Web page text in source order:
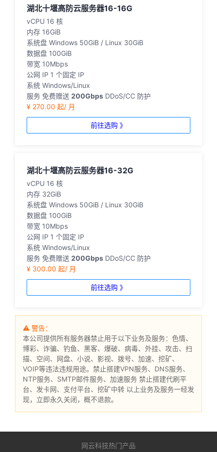
湖北十堰高防云服务器16-16G
vCPU 16 核
内存 16GiB
系统盘 Windows 50GiB / Linux 30GiB
数据盘 100GiB
带宽 10Mbps
公网 IP 1 个固定 IP
系统 Windows/Linux
服务 免费赠送 200Gbps DDoS/CC 防护
¥ 270.00 起/ 月
前往选购 》
湖北十堰高防云服务器16-32G
vCPU 16 核
内存 32GiB
系统盘 Windows 50GiB / Linux 30GiB
数据盘 100GiB
带宽 10Mbps
公网 IP 1 个固定 IP
系统 Windows/Linux
服务 免费赠送 200Gbps DDoS/CC 防护
¥ 300.00 起/ 月
前往选购 》
⚠ 警告：
本公司提供所有服务器禁止用于以下业务及服务：色情、
博彩、诈骗、钓鱼、黑客、爆破、病毒、外挂、攻击、扫
描、空间、网盘、小说、影视、拨号、加速、挖矿、
VOIP等违法违规用途。禁止搭建VPN服务、DNS服务、
NTP服务、SMTP邮件服务、加速服务 禁止搭建代刷平
台、发卡网、支付平台、挖矿中转 以上业务及服务一经发
现，立即永久关闭，概不退款。
网云科技热门产品